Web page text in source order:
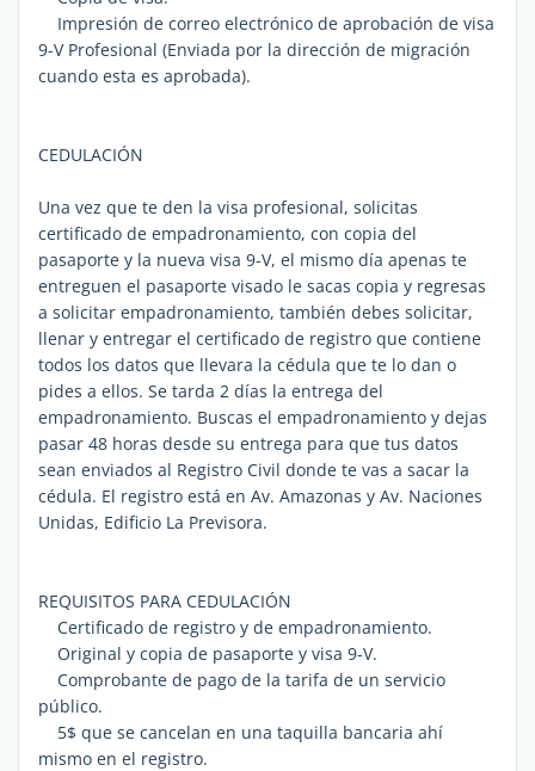
Impresión de correo electrónico de aprobación de visa
9-V Profesional (Enviada por la dirección de migración
cuando esta es aprobada).
CEDULACIÓN
Una vez que te den la visa profesional, solicitas
certificado de empadronamiento, con copia del
pasaporte y la nueva visa 9-V, el mismo día apenas te
entreguen el pasaporte visado le sacas copia y regresas
a solicitar empadronamiento, también debes solicitar,
llenar y entregar el certificado de registro que contiene
todos los datos que llevara la cédula que te lo dan o
pides a ellos. Se tarda 2 días la entrega del
empadronamiento. Buscas el empadronamiento y dejas
pasar 48 horas desde su entrega para que tus datos
sean enviados al Registro Civil donde te vas a sacar la
cédula. El registro está en Av. Amazonas y Av. Naciones
Unidas, Edificio La Previsora.
REQUISITOS PARA CEDULACIÓN
Certificado de registro y de empadronamiento.
Original y copia de pasaporte y visa 9-V.
Comprobante de pago de la tarifa de un servicio
público.
5$ que se cancelan en una taquilla bancaria ahí
mismo en el registro.